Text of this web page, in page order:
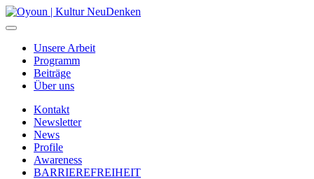
Unsere Arbeit
Programm
Beiträge
Über uns
Kontakt
Newsletter
News
Profile
Awareness
BARRIEREFREIHEIT